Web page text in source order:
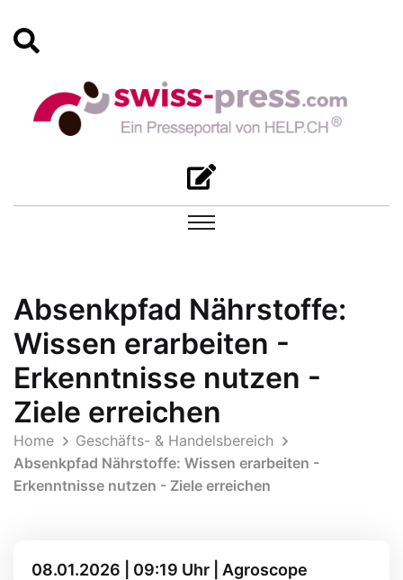
Absenkpfad Nährstoffe:
Wissen erarbeiten -
Erkenntnisse nutzen -
Ziele erreichen
Home
Geschäfts- & Handelsbereich
Absenkpfad Nährstoffe: Wissen erarbeiten -
Erkenntnisse nutzen - Ziele erreichen
08.01.2026 | 09:19 Uhr | Agroscope